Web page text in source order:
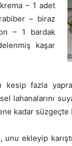
– 1 adet
– biraz
– 1 bardak
kaşar
kesip fazla
lahanalarını
kadar süzgeçte
ekleyip